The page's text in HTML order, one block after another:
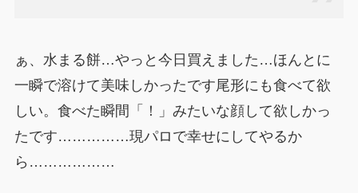
ぁ、水まる餅…やっと今日買えました…ほんとに
一瞬で溶けて美味しかったです尾形にも食べて欲
しい。食べた瞬間「！」みたいな顔して欲しかっ
たです……………現パロで幸せにしてやるか
ら………………